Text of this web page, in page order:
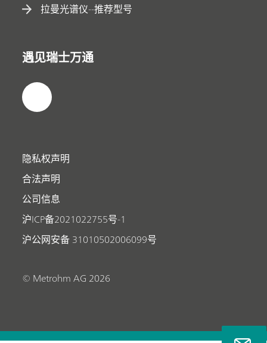
拉曼光谱仪--推荐型号
遇见瑞士万通
隐私权声明
合法声明
公司信息
沪ICP备2021022755号-1
沪公网安备 31010502006099号
© Metrohm AG 2026